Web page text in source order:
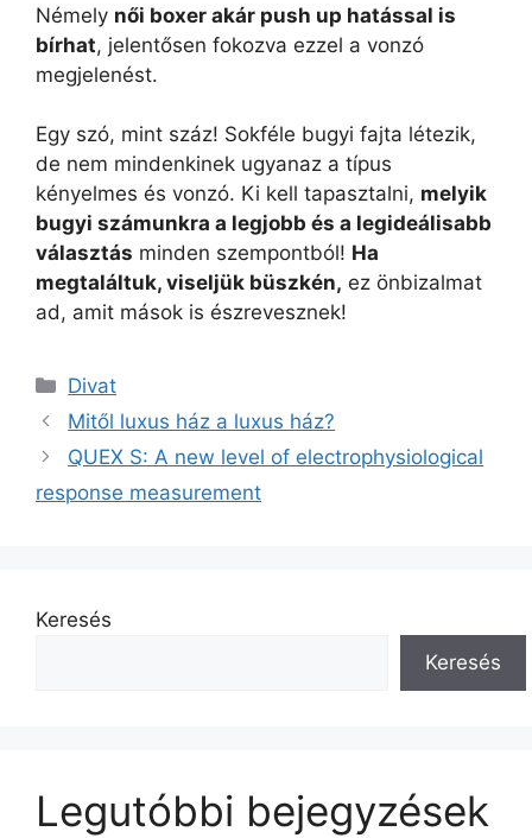
Némely női boxer akár push up hatással is
bírhat, jelentősen fokozva ezzel a vonzó
megjelenést.
Egy szó, mint száz! Sokféle bugyi fajta létezik,
de nem mindenkinek ugyanaz a típus
kényelmes és vonzó. Ki kell tapasztalni, melyik
bugyi számunkra a legjobb és a legideálisabb
választás minden szempontból! Ha
megtaláltuk, viseljük büszkén, ez önbizalmat
ad, amit mások is észrevesznek!
Kategória
Divat
Mitől luxus ház a luxus ház?
QUEX S: A new level of electrophysiological
response measurement
Keresés
Keresés
Legutóbbi bejegyzések